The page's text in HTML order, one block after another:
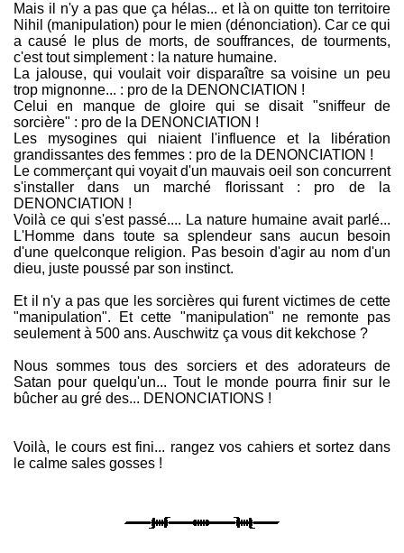
Mais il n'y a pas que ça hélas... et là on quitte ton territoire
Nihil (manipulation) pour le mien (dénonciation). Car ce qui
a causé le plus de morts, de souffrances, de tourments,
c'est tout simplement : la nature humaine.
La jalouse, qui voulait voir disparaître sa voisine un peu
trop mignonne... : pro de la DENONCIATION !
Celui en manque de gloire qui se disait "sniffeur de
sorcière" : pro de la DENONCIATION !
Les mysogines qui niaient l'influence et la libération
grandissantes des femmes : pro de la DENONCIATION !
Le commerçant qui voyait d'un mauvais oeil son concurrent
s'installer dans un marché florissant : pro de la
DENONCIATION !
Voilà ce qui s'est passé.... La nature humaine avait parlé...
L'Homme dans toute sa splendeur sans aucun besoin
d'une quelconque religion. Pas besoin d'agir au nom d'un
dieu, juste poussé par son instinct.
Et il n'y a pas que les sorcières qui furent victimes de cette
"manipulation". Et cette "manipulation" ne remonte pas
seulement à 500 ans. Auschwitz ça vous dit kekchose ?
Nous sommes tous des sorciers et des adorateurs de
Satan pour quelqu'un... Tout le monde pourra finir sur le
bûcher au gré des... DENONCIATIONS !
Voilà, le cours est fini... rangez vos cahiers et sortez dans
le calme sales gosses !